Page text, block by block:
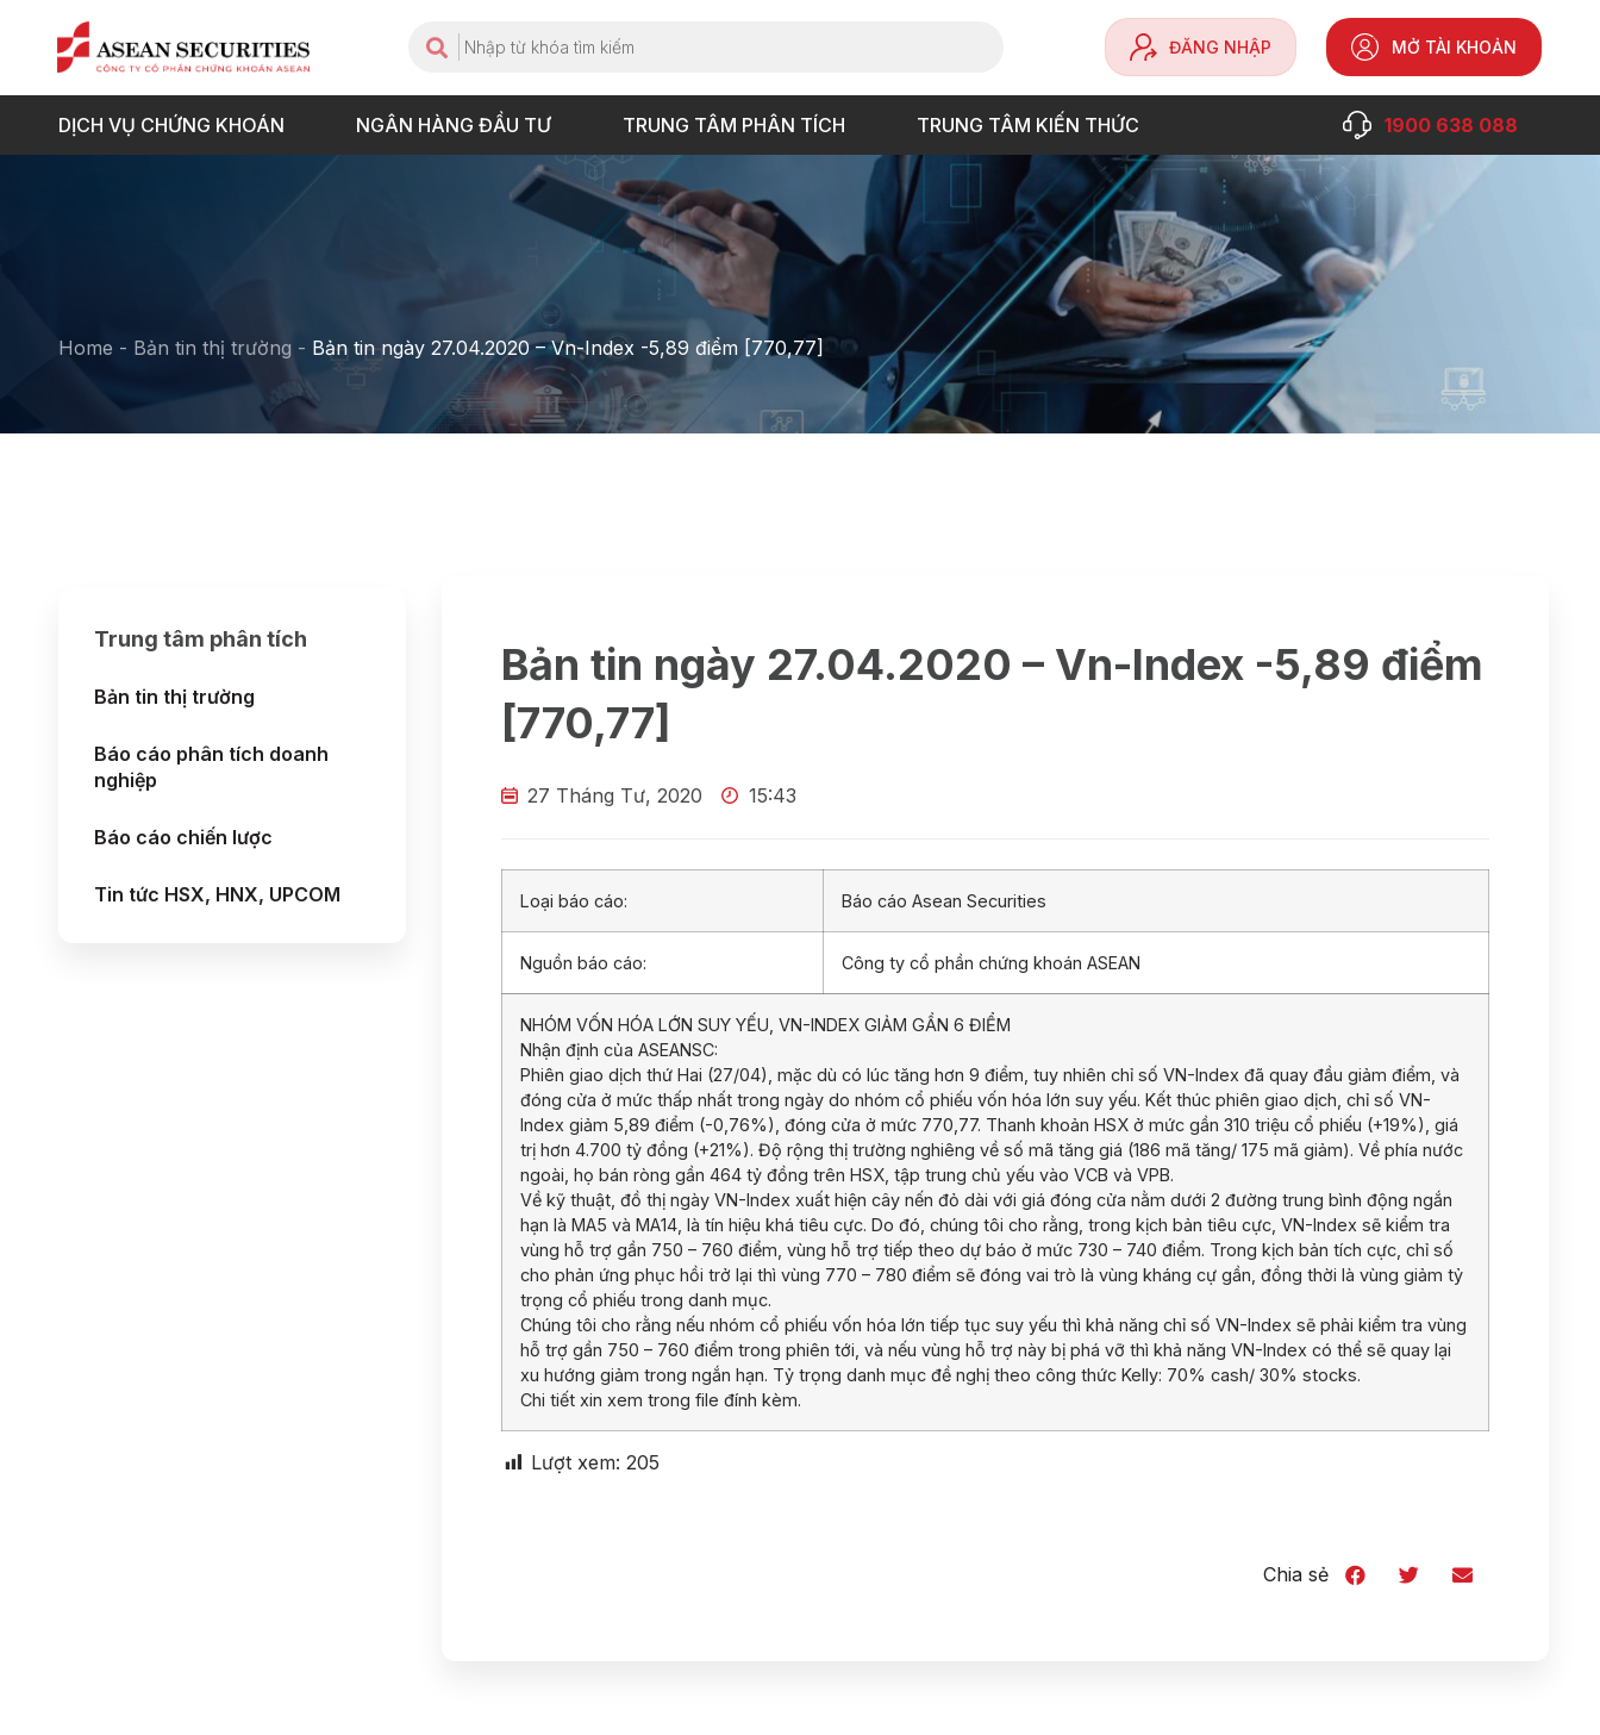
ĐĂNG NHẬP MỞ TÀI KHOẢN
DỊCH VỤ CHỨNG KHOÁN NGÂN HÀNG ĐẦU TƯ TRUNG TÂM PHÂN TÍCH TRUNG TÂM KIẾN THỨC 1900 638 088
Home - Bản tin thị trường - Bản tin ngày 27.04.2020 – Vn-Index -5,89 điểm [770,77]
Trung tâm phân tích
Bản tin thị trường
Báo cáo phân tích doanh
nghiệp
Báo cáo chiến lược
Tin tức HSX, HNX, UPCOM
Bản tin ngày 27.04.2020 – Vn-Index -5,89 điểm
[770,77]
27 Tháng Tư, 2020 15:43
Loại báo cáo: Báo cáo Asean Securities
Nguồn báo cáo: Công ty cổ phần chứng khoán ASEAN
NHÓM VỐN HÓA LỚN SUY YẾU, VN-INDEX GIẢM GẦN 6 ĐIỂM
Nhận định của ASEANSC:
Phiên giao dịch thứ Hai (27/04), mặc dù có lúc tăng hơn 9 điểm, tuy nhiên chỉ số VN-Index đã quay đầu giảm điểm, và
đóng cửa ở mức thấp nhất trong ngày do nhóm cổ phiếu vốn hóa lớn suy yếu. Kết thúc phiên giao dịch, chỉ số VN-
Index giảm 5,89 điểm (-0,76%), đóng cửa ở mức 770,77. Thanh khoản HSX ở mức gần 310 triệu cổ phiếu (+19%), giá
trị hơn 4.700 tỷ đồng (+21%). Độ rộng thị trường nghiêng về số mã tăng giá (186 mã tăng/ 175 mã giảm). Về phía nước
ngoài, họ bán ròng gần 464 tỷ đồng trên HSX, tập trung chủ yếu vào VCB và VPB.
Về kỹ thuật, đồ thị ngày VN-Index xuất hiện cây nến đỏ dài với giá đóng cửa nằm dưới 2 đường trung bình động ngắn
hạn là MA5 và MA14, là tín hiệu khá tiêu cực. Do đó, chúng tôi cho rằng, trong kịch bản tiêu cực, VN-Index sẽ kiểm tra
vùng hỗ trợ gần 750 – 760 điểm, vùng hỗ trợ tiếp theo dự báo ở mức 730 – 740 điểm. Trong kịch bản tích cực, chỉ số
cho phản ứng phục hồi trở lại thì vùng 770 – 780 điểm sẽ đóng vai trò là vùng kháng cự gần, đồng thời là vùng giảm tỷ
trọng cổ phiếu trong danh mục.
Chúng tôi cho rằng nếu nhóm cổ phiếu vốn hóa lớn tiếp tục suy yếu thì khả năng chỉ số VN-Index sẽ phải kiểm tra vùng
hỗ trợ gần 750 – 760 điểm trong phiên tới, và nếu vùng hỗ trợ này bị phá vỡ thì khả năng VN-Index có thể sẽ quay lại
xu hướng giảm trong ngắn hạn. Tỷ trọng danh mục đề nghị theo công thức Kelly: 70% cash/ 30% stocks.
Chi tiết xin xem trong file đính kèm.
Lượt xem: 205
Chia sẻ